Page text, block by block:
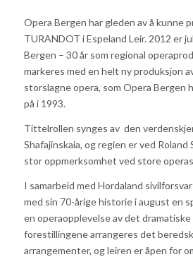
Opera Bergen har gleden av å kunne
TURANDOT i Espeland Leir. 2012 er
Bergen – 30 år som regional
markeres med en helt ny produksjon
storslagne opera, som Opera Bergen
på i 1993.
Tittelrollen synges av den
Shafajinskaia, og regien er ved
stor oppmerksomhet ved store
I samarbeid med Hordaland
med sin 70-årige historie i august en
en operaopplevelse av det
forestillingene arrangeres det
arrangementer, og leiren er åpen for